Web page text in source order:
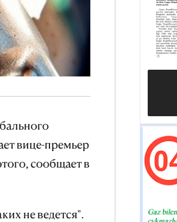
вице-премьер
сообщает в
не ведется".